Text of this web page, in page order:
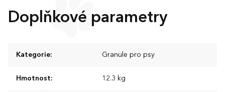
Doplňkové parametry
Kategorie: Granule pro psy
Hmotnost: 12.3 kg